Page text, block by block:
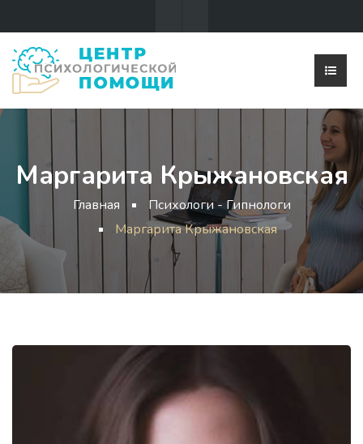
Маргарита Крыжановская
Главная
Психологи - Гипнологи
Маргарита Крыжановская